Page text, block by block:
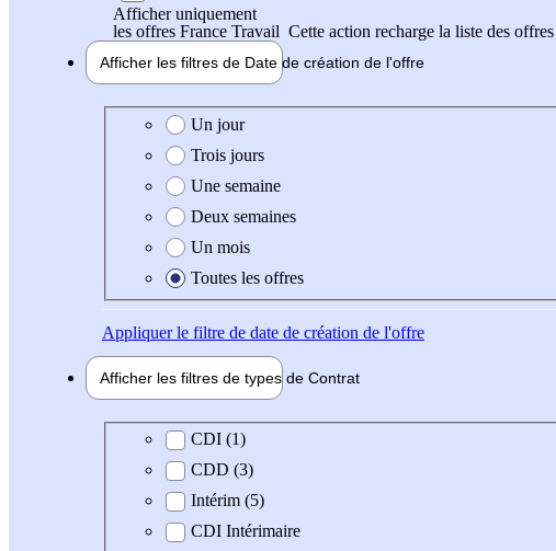
Afficher uniquement
les offres France Travail Cette action recharge la liste des offres
Afficher les filtres de Date de création de l'offre
Date de création de l'offre
Un jour
Trois jours
Une semaine
Deux semaines
Un mois
Toutes les offres
Appliquerle filtre de date de création de l'offre
Afficher les filtres de types de Contrat
Type de contrat
CDI (1)
CDD (3)
Intérim (5)
CDI Intérimaire